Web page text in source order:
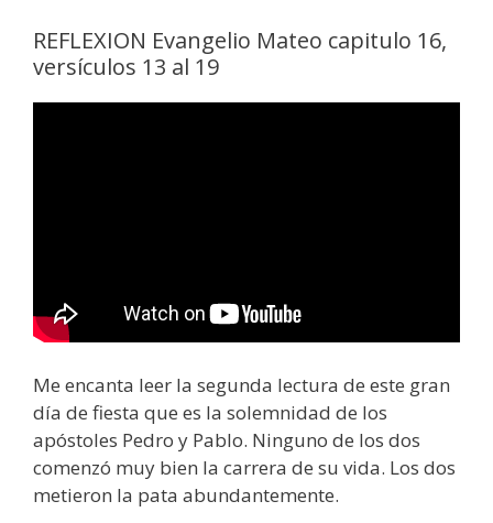
REFLEXION Evangelio Mateo capitulo 16,
versículos 13 al 19
Me encanta leer la segunda lectura de este gran
día de fiesta que es la solemnidad de los
apóstoles Pedro y Pablo. Ninguno de los dos
comenzó muy bien la carrera de su vida. Los dos
metieron la pata abundantemente.